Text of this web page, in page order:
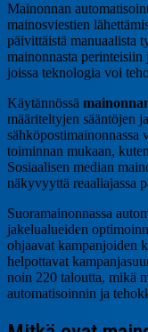
Mainonnan
mainosviestien
päivittäistä manuaalista
mainonnasta
joissa teknologia voi
Käytännössä
määriteltyjen sääntöjen
sähköpostimainonnassa
toiminnan mukaan,
Sosiaalisen median
näkyvyyttä reaaliajassa
Suoramainonnassa
jakelualueiden
ohjaavat kampanjoiden
helpottavat
noin 220 taloutta, mikä
automatisoinnin ja